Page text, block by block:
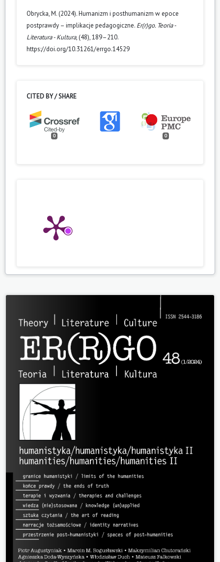
Obrycka, M. (2024). Humanizm i posthumanizm w epoce
postprawdy – implikacje pedagogiczne. Er(r)go. Teoria -
Literatura - Kultura, (48), 189–210.
https://doi.org/10.31261/errgo.14529
CITED BY / SHARE
0 0